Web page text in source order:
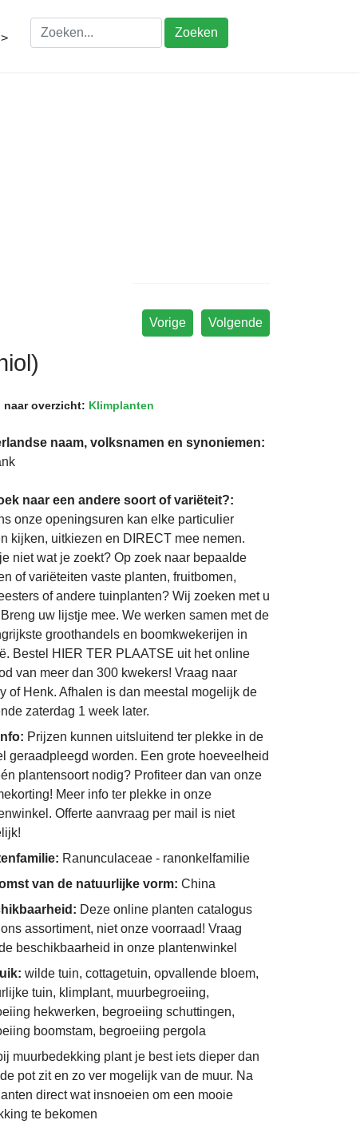
Zoeken
Volgende
Vorige
naar overzicht: Klimplanten
naam, volksnamen en synoniemen:
naar een andere soort of variëteit?:
onze openingsuren kan elke particulier
kijken, uitkiezen en DIRECT mee nemen.
niet wat je zoekt? Op zoek naar bepaalde
of variëteiten vaste planten, fruitbomen,
of andere tuinplanten? Wij zoeken met u
uw lijstje mee. We werken samen met de
groothandels en boomkwekerijen in
Bestel HIER TER PLAATSE uit het online
van meer dan 300 kwekers! Vraag naar
of Henk. Afhalen is dan meestal mogelijk de
zaterdag 1 week later.
Prijzen kunnen uitsluitend ter plekke in de
geraadpleegd worden. Een grote hoeveelheid
plantensoort nodig? Profiteer dan van onze
Meer info ter plekke in onze
Offerte aanvraag per mail is niet
Ranunculaceae - ranonkelfamilie
van de natuurlijke vorm: China
Deze online planten catalogus
assortiment, niet onze voorraad! Vraag
beschikbaarheid in onze plantenwinkel
wilde tuin, cottagetuin, opvallende bloem,
tuin, klimplant, muurbegroeiing,
hekwerken, begroeiing schuttingen,
boomstam, begroeiing pergola
muurbedekking plant je best iets dieper dan
pot zit en zo ver mogelijk van de muur. Na
direct wat insnoeien om een mooie
te bekomen